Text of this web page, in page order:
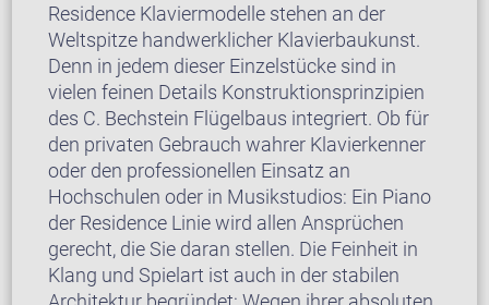
Residence Klaviermodelle stehen an der
Weltspitze handwerklicher Klavierbaukunst.
Denn in jedem dieser Einzelstücke sind in
vielen feinen Details Konstruktionsprinzipien
des C. Bechstein Flügelbaus integriert. Ob für
den privaten Gebrauch wahrer Klavierkenner
oder den professionellen Einsatz an
Hochschulen oder in Musikstudios: Ein Piano
der Residence Linie wird allen Ansprüchen
gerecht, die Sie daran stellen. Die Feinheit in
Klang und Spielart ist auch in der stabilen